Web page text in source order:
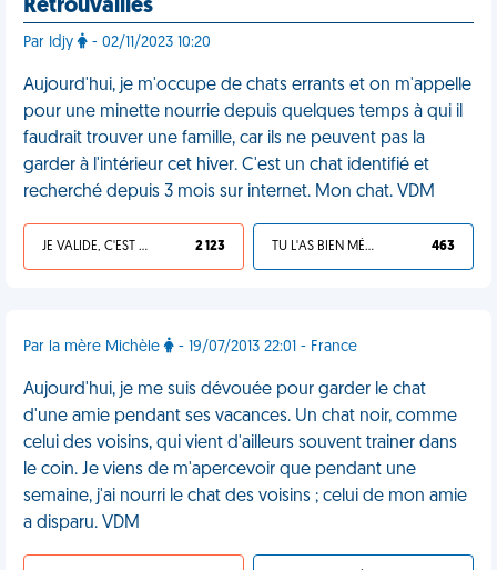
Retrouvailles
Par Idjy - 02/11/2023 10:20
Aujourd'hui, je m'occupe de chats errants et on m'appelle
pour une minette nourrie depuis quelques temps à qui il
faudrait trouver une famille, car ils ne peuvent pas la
garder à l'intérieur cet hiver. C'est un chat identifié et
recherché depuis 3 mois sur internet. Mon chat. VDM
JE VALIDE, C'EST UNE VDM 2 123 TU L'AS BIEN MÉRITÉ 463
Par la mère Michèle - 19/07/2013 22:01 - France
Aujourd'hui, je me suis dévouée pour garder le chat
d'une amie pendant ses vacances. Un chat noir, comme
celui des voisins, qui vient d'ailleurs souvent trainer dans
le coin. Je viens de m'apercevoir que pendant une
semaine, j'ai nourri le chat des voisins ; celui de mon amie
a disparu. VDM